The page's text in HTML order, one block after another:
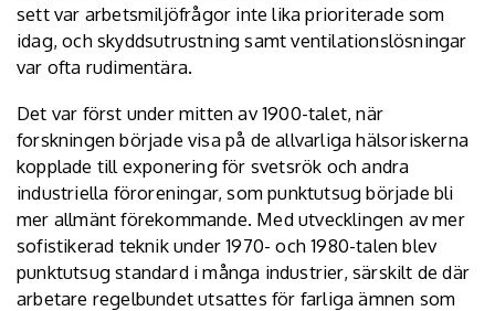
sett var arbetsmiljöfrågor inte lika prioriterade som
idag, och skyddsutrustning samt ventilationslösningar
var ofta rudimentära.
Det var först under mitten av 1900-talet, när
forskningen började visa på de allvarliga hälsoriskerna
kopplade till exponering för svetsrök och andra
industriella föroreningar, som punktutsug började bli
mer allmänt förekommande. Med utvecklingen av mer
sofistikerad teknik under 1970- och 1980-talen blev
punktutsug standard i många industrier, särskilt de där
arbetare regelbundet utsattes för farliga ämnen som